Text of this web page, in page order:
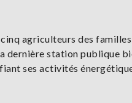
agriculteurs des
dernière station publique
ses activités